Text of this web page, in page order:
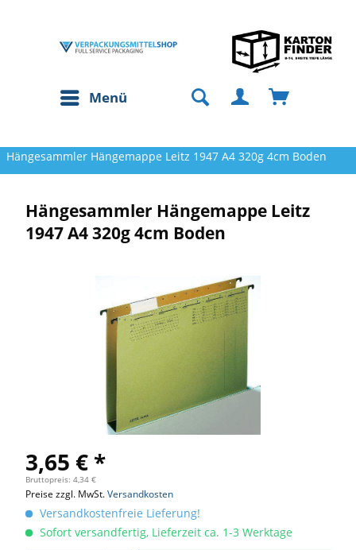
Menü
Hängesammler Hängemappe Leitz 1947 A4 320g 4cm Boden
Hängesammler Hängemappe Leitz
1947 A4 320g 4cm Boden
3,65 € *
Bruttopreis: 4,34 €
Preise zzgl. MwSt.Versandkosten
Versandkostenfreie Lieferung!
Sofort versandfertig, Lieferzeit ca. 1-3 Werktage